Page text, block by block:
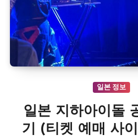
일본 정보
일본 지하아이돌
기 (티켓 예매 사이